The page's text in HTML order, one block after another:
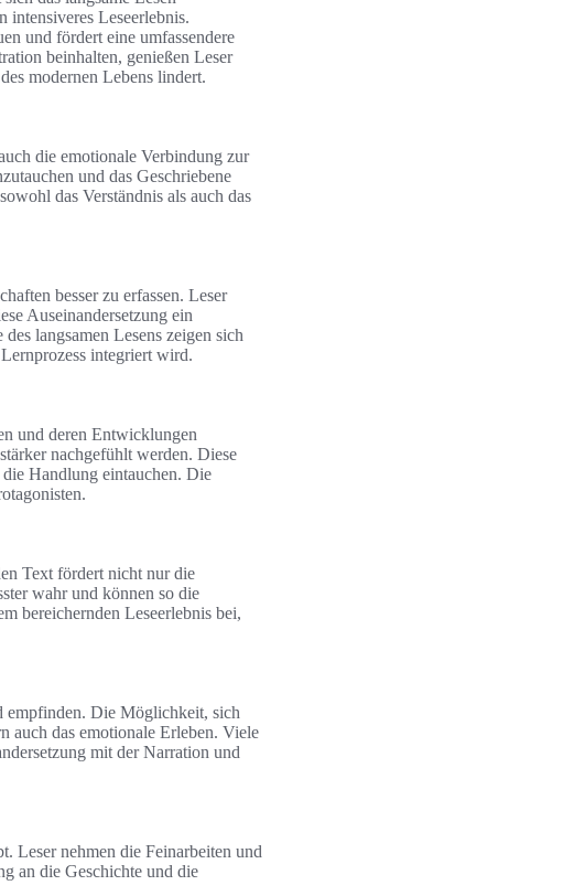
intensiveres Leseerlebnis.
und fördert eine umfassendere
beinhalten, genießen Leser
modernen Lebens lindert.
die emotionale Verbindung zur
und das Geschriebene
das Verständnis als auch das
besser zu erfassen. Leser
Auseinandersetzung ein
langsamen Lesens zeigen sich
integriert wird.
und deren Entwicklungen
nachgefühlt werden. Diese
Handlung eintauchen. Die
Text fördert nicht nur die
wahr und können so die
bereichernden Leseerlebnis bei,
empfinden. Die Möglichkeit, sich
auch das emotionale Erleben. Viele
mit der Narration und
Leser nehmen die Feinarbeiten und
an die Geschichte und die